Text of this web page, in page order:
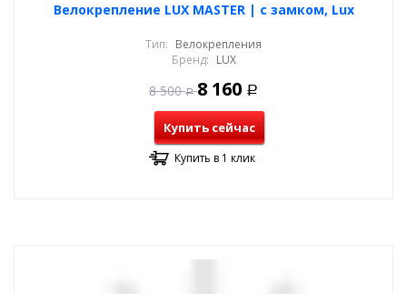
Велокрепление LUX MASTER | с замком, Lux
Тип: Велокрепления
Бренд: LUX
8 500 Р 8 160 Р
Купить сейчас
Купить в 1 клик